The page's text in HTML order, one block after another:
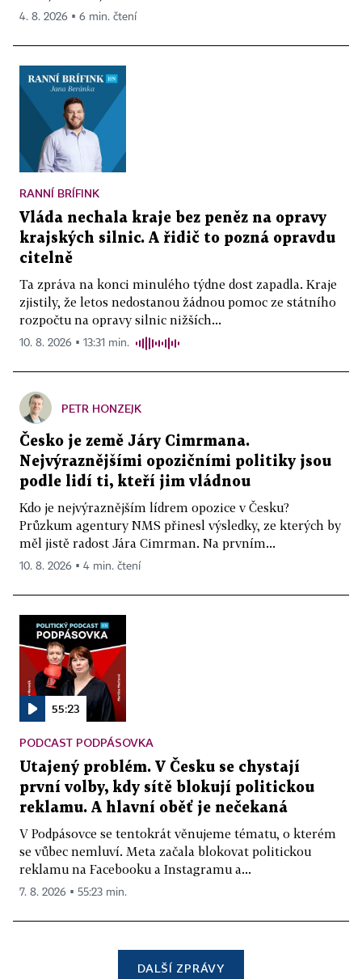
4. 8. 2026 ▪ 6 min. čtení
RANNÍ BRÍFINK
Vláda nechala kraje bez peněz na opravy
krajských silnic. A řidič to pozná opravdu
citelně
Ta zpráva na konci minulého týdne dost zapadla. Kraje
zjistily, že letos nedostanou žádnou pomoc ze státního
rozpočtu na opravy silnic nižších...
10. 8. 2026 ▪ 13:31 min.
PETR HONZEJK
Česko je země Járy Cimrmana.
Nejvýraznějšími opozičními politiky jsou
podle lidí ti, kteří jim vládnou
Kdo je nejvýraznějším lídrem opozice v Česku?
Průzkum agentury NMS přinesl výsledky, ze kterých by
měl jistě radost Jára Cimrman. Na prvním...
10. 8. 2026 ▪ 4 min. čtení
55:23
PODCAST PODPÁSOVKA
Utajený problém. V Česku se chystají
první volby, kdy sítě blokují politickou
reklamu. A hlavní oběť je nečekaná
V Podpásovce se tentokrát věnujeme tématu, o kterém
se vůbec nemluví. Meta začala blokovat politickou
reklamu na Facebooku a Instagramu a...
7. 8. 2026 ▪ 55:23 min.
DALŠÍ ZPRÁVY